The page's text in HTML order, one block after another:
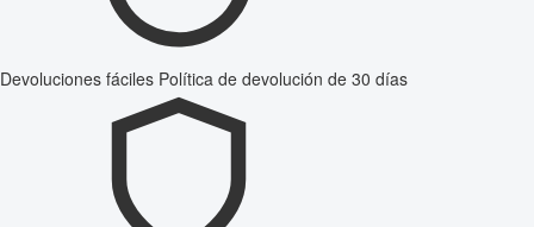
Devoluciones fáciles Política de devolución de 30 días